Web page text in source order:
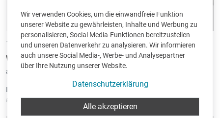
Wir verwenden Cookies, um die einwandfreie Funktion
unserer Website zu gewährleisten, Inhalte und Werbung zu
personalisieren, Social Media-Funktionen bereitzustellen
und unseren Datenverkehr zu analysieren. Wir informieren
auch unsere Social Media-, Werbe- und Analysepartner
über Ihre Nutzung unserer Website.
Datenschutzerklärung
Alle akzeptieren
16.04.2020 •von Benedikt Bocklandt
Workshop: Jahresabschluss
abgelegt unter: Programme
Im Folgenden erklären wir, wie der Jahresabschluss in Book-in
ausgeführt wird. Führen Sie den Jahresabschluss niemals ohne das
Einverständnis Ihres Steuerberaters aus. Wir zeigen Ihnen gerne den